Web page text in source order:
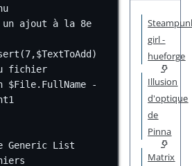
un ajout à la 8e
7,$TextToAdd)
fichier
$File.FullName
-
Generic List
girl -
hueforge
Illusion
d'optique
de
Pinna
Matrix